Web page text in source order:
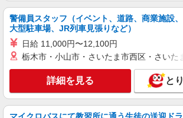
キープ 詳
戦力エージェント株式会社
化粧品の梱包・ピッキング
時給1260円＋交通費（規
週払いも対応しております！ 【当社独自の手当
↓】 世帯主手当（3,000円〜
警備員スタッフ（イベント、道路、商業施設、
大型駐車場、JR列車見張りなど）
日給 11,000円〜12,100円
栃木市・小山市・さいたま市西区・さいた
詳細を見る と